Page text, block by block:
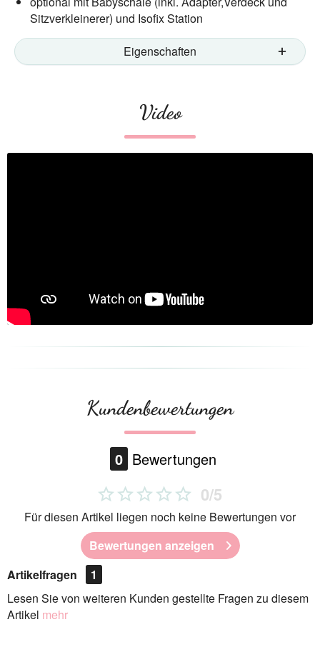
Sitzverkleinerer) und Isofix Station
Eigenschaften
Video
Kundenbewertungen
0 Bewertungen
0/5
Für diesen Artikel liegen noch keine Bewertungen vor
Bewertungen anzeigen
Artikelfragen
1
Lesen Sie von weiteren Kunden gestellte Fragen zu diesem
Artikel mehr